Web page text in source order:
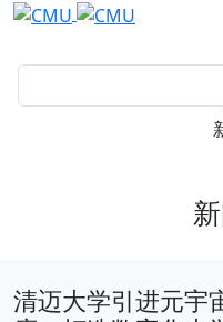
清迈大学引进元宇